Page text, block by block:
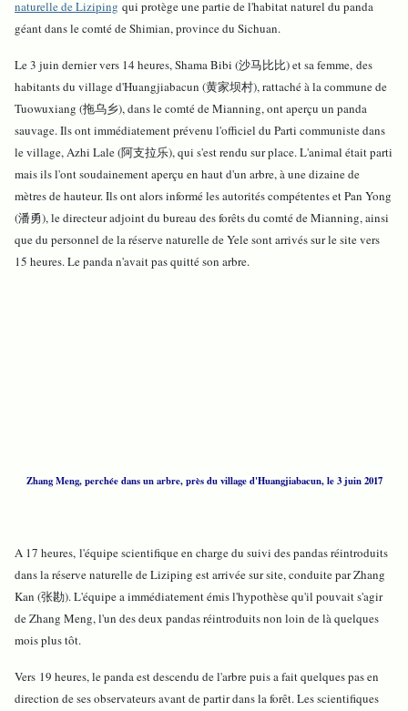
naturelle de Liziping qui protège une partie de l'habitat naturel du panda
géant dans le comté de Shimian, province du Sichuan.
Le 3 juin dernier vers 14 heures, Shama Bibi (沙马比比) et sa femme, des
habitants du village d'Huangjiabacun (黄家坝村), rattaché à la commune de
Tuowuxiang (拖乌乡), dans le comté de Mianning, ont aperçu un panda
sauvage. Ils ont immédiatement prévenu l'officiel du Parti communiste dans
le village, Azhi Lale (阿支拉乐), qui s'est rendu sur place. L'animal était parti
mais ils l'ont soudainement aperçu en haut d'un arbre, à une dizaine de
mètres de hauteur. Ils ont alors informé les autorités compétentes et Pan Yong
(潘勇), le directeur adjoint du bureau des forêts du comté de Mianning, ainsi
que du personnel de la réserve naturelle de Yele sont arrivés sur le site vers
15 heures. Le panda n'avait pas quitté son arbre.
Zhang Meng, perchée dans un arbre, près du village d'Huangjiabacun, le 3 juin 2017
A 17 heures, l'équipe scientifique en charge du suivi des pandas réintroduits
dans la réserve naturelle de Liziping est arrivée sur site, conduite par Zhang
Kan (张勘). L'équipe a immédiatement émis l'hypothèse qu'il pouvait s'agir
de Zhang Meng, l'un des deux pandas réintroduits non loin de là quelques
mois plus tôt.
Vers 19 heures, le panda est descendu de l'arbre puis a fait quelques pas en
direction de ses observateurs avant de partir dans la forêt. Les scientifiques